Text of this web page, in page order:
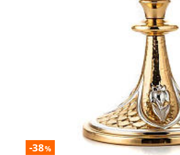
-38%